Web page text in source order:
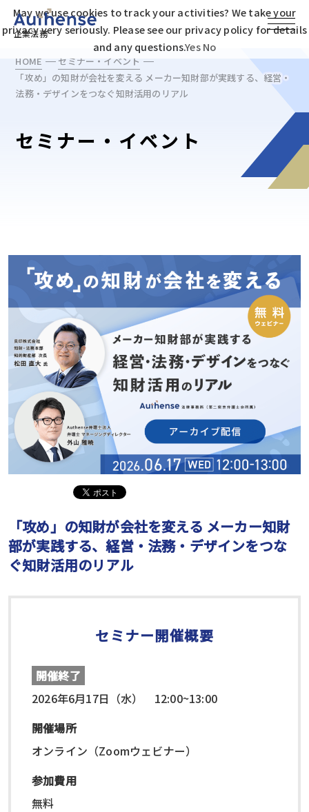
企業法務
HOME
セミナー・イベント
「攻め」の知財が会社を変える メーカー知財部が実践する、経営・
法務・デザインをつなぐ知財活用のリアル
セミナー・イベント
「攻め」の知財が会社を変える メーカー知財
部が実践する、経営・法務・デザインをつな
ぐ知財活用のリアル
セミナー開催概要
開催終了
2026年6月17日（水） 12:00~13:00
開催場所
オンライン（Zoomウェビナー）
参加費用
無料
May we use cookies to track your activities? We take your
privacy very seriously. Please see our privacy policy for details
and any questions.Yes No